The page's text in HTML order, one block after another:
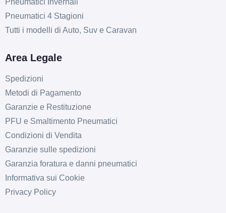
Pneumatici Invernali
Pneumatici 4 Stagioni
Tutti i modelli di Auto, Suv e Caravan
Area Legale
Spedizioni
Metodi di Pagamento
Garanzie e Restituzione
PFU e Smaltimento Pneumatici
Condizioni di Vendita
Garanzie sulle spedizioni
Garanzia foratura e danni pneumatici
Informativa sui Cookie
Privacy Policy